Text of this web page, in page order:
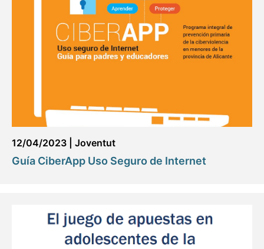
12/04/2023 Joventut
Guía CiberApp Uso Seguro de Internet